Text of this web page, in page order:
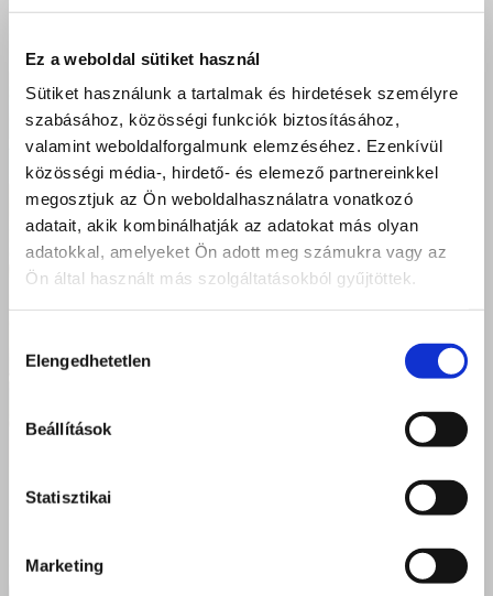
Ez a weboldal sütiket használ
Sütiket használunk a tartalmak és hirdetések személyre
szabásához, közösségi funkciók biztosításához,
valamint weboldalforgalmunk elemzéséhez. Ezenkívül
közösségi média-, hirdető- és elemező partnereinkkel
megosztjuk az Ön weboldalhasználatra vonatkozó
adatait, akik kombinálhatják az adatokat más olyan
adatokkal, amelyeket Ön adott meg számukra vagy az
Ön által használt más szolgáltatásokból gyűjtöttek.
kiválasztása
Elengedhetetlen
Beállítások
Statisztikai
Marketing